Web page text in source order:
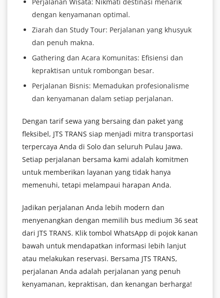
dengan kenyamanan optimal.
Ziarah dan Study Tour: Perjalanan yang khusyuk
dan penuh makna.
Gathering dan Acara Komunitas: Efisiensi dan
kepraktisan untuk rombongan besar.
Perjalanan Bisnis: Memadukan profesionalisme
dan kenyamanan dalam setiap perjalanan.
Dengan tarif sewa yang bersaing dan paket yang
fleksibel, JTS TRANS siap menjadi mitra transportasi
terpercaya Anda di Solo dan seluruh Pulau Jawa.
Setiap perjalanan bersama kami adalah komitmen
untuk memberikan layanan yang tidak hanya
memenuhi, tetapi melampaui harapan Anda.
Jadikan perjalanan Anda lebih modern dan
menyenangkan dengan memilih bus medium 36 seat
dari JTS TRANS. Klik tombol WhatsApp di pojok kanan
bawah untuk mendapatkan informasi lebih lanjut
atau melakukan reservasi. Bersama JTS TRANS,
perjalanan Anda adalah perjalanan yang penuh
kenyamanan, kepraktisan, dan kenangan berharga!